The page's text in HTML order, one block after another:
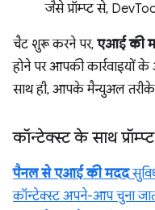
जैसे प्रॉम्प्ट से,
चैट शुरू करने पर, एआई की
होने पर आपकी कार्रवाइयों
साथ ही, आपके मैन्युअल
कॉन्टेक्स्ट के साथ प्रॉम्प्ट
पैनल से एआई की मदद
कॉन्टेक्स्ट अपने-आप चुना